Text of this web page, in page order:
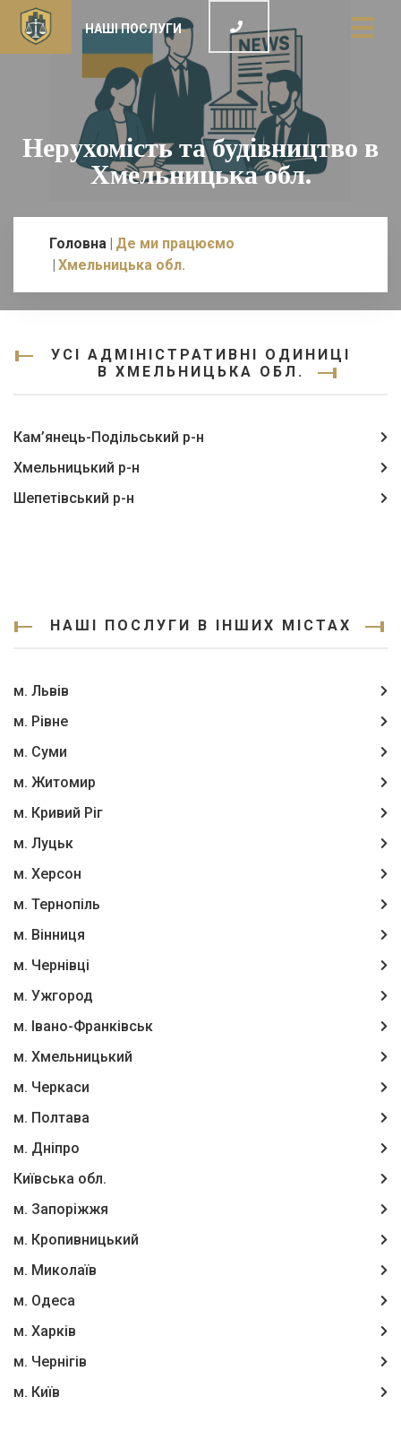
НАШІ ПОСЛУГИ
Нерухомість та будівництво в
Хмельницька обл.
Головна Де ми працюємо
Хмельницька обл.
УСІ АДМІНІСТРАТИВНІ ОДИНИЦІ
В ХМЕЛЬНИЦЬКА ОБЛ.
Кам’янець-Подільський р-н
Хмельницький р-н
Шепетівський р-н
НАШІ ПОСЛУГИ В ІНШИХ МІСТАХ
м. Львів
м. Рівне
м. Суми
м. Житомир
м. Кривий Ріг
м. Луцьк
м. Херсон
м. Тернопіль
м. Вінниця
м. Чернівці
м. Ужгород
м. Івано-Франківськ
м. Хмельницький
м. Черкаси
м. Полтава
м. Дніпро
Київська обл.
м. Запоріжжя
м. Кропивницький
м. Миколаїв
м. Одеса
м. Харків
м. Чернігів
м. Київ